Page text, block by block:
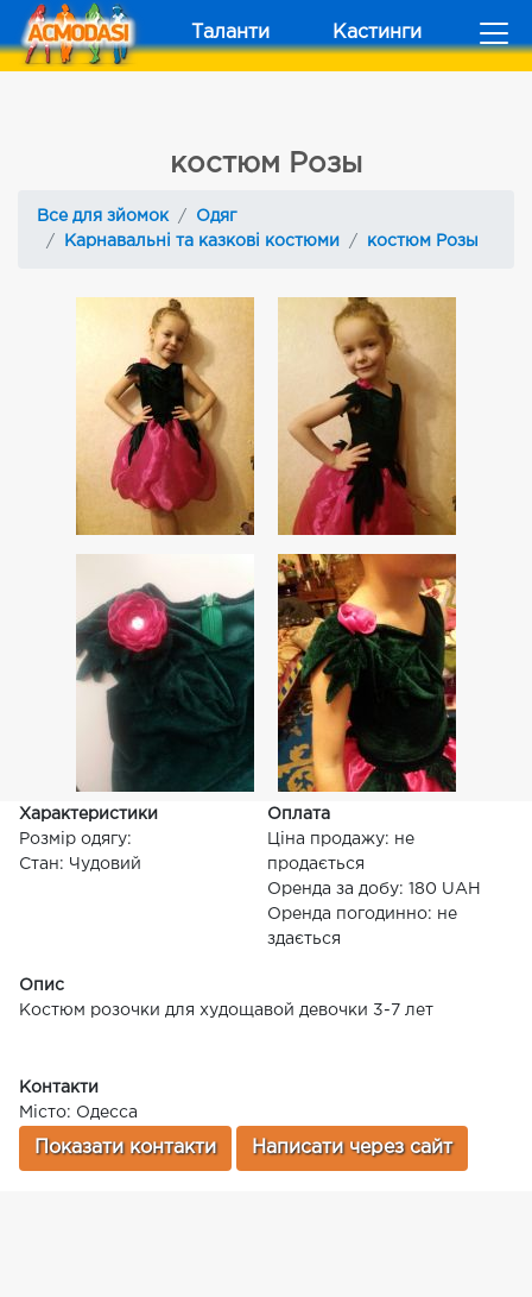
Таланти Кастинги
костюм Розы
Все для зйомок
Одяг
Карнавальні та казкові костюми
костюм Розы
Характеристики
Розмір одягу:
Стан: Чудовий
Оплата
Ціна продажу: не
продається
Оренда за добу: 180 UAH
Оренда погодинно: не
здається
Опис
Костюм розочки для худощавой девочки 3-7 лет
Контакти
Місто: Одесса
Показати контакти Написати через сайт